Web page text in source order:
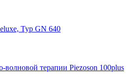
Typ GN 640
волновой терапии Piezoson 100plus